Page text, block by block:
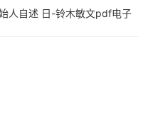
人自述 日-铃木敏文pdf电子